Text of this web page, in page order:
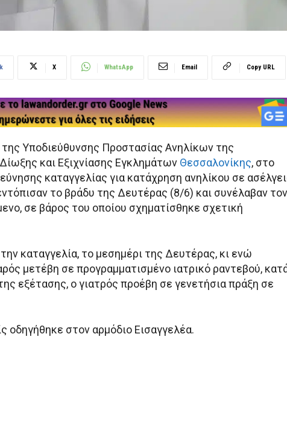
X WhatsApp Email Copy URL
της Υποδιεύθυνσης Προστασίας Ανηλίκων της
και Εξιχνίασης Εγκλημάτων Θεσσαλονίκης, στο
καταγγελίας για κατάχρηση ανηλίκου σε
το βράδυ της Δευτέρας (8/6) και συνέλαβαν τον
σε βάρος του οποίου σχηματίσθηκε σχετική
καταγγελία, το μεσημέρι της Δευτέρας, κι ενώ
μετέβη σε προγραμματισμένο ιατρικό ραντεβού,
εξέτασης, ο γιατρός προέβη σε γενετήσια πράξη σε
οδηγήθηκε στον αρμόδιο Εισαγγελέα.